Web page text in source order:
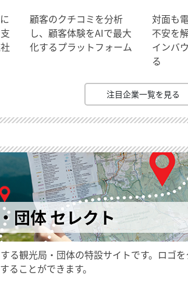
顧客のクチコミを分析
し、顧客体験をAIで最大
化するプラットフォーム
対面も
不安を
インバ
る
注目企業一覧を見る
団体 セレクト
る観光局・団体の特設サイトです。ロゴ
ることができます。